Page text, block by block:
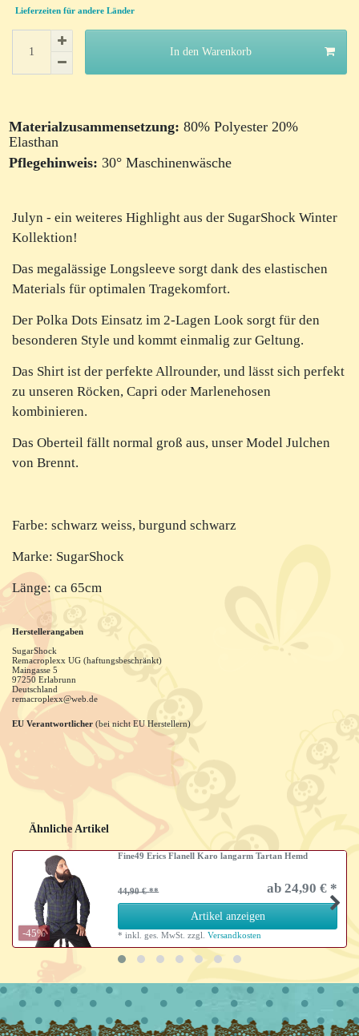
Lieferzeiten für andere Länder
In den Warenkorb
Materialzusammensetzung: 80% Polyester 20%
Elasthan
Pflegehinweis: 30° Maschinenwäsche
Julyn - ein weiteres Highlight aus der SugarShock Winter
Kollektion!
Das megalässige Longsleeve sorgt dank des elastischen
Materials für optimalen Tragekomfort.
Der Polka Dots Einsatz im 2-Lagen Look sorgt für den
besonderen Style und kommt einmalig zur Geltung.
Das Shirt ist der perfekte Allrounder, und lässt sich perfekt
zu unseren Röcken, Capri oder Marlenehosen
kombinieren.
Das Oberteil fällt normal groß aus, unser Model Julchen
von Brennt.
Farbe: schwarz weiss, burgund schwarz
Marke: SugarShock
Länge: ca 65cm
Herstellerangaben
SugarShock
Remacroplexx UG (haftungsbeschränkt)
Maingasse 5
97250 Erlabrunn
Deutschland
remacroplexx@web.de
EU Verantwortlicher (bei nicht EU Herstellern)
Ähnliche Artikel
-45%
Fine49 Erics Flanell Karo langarm Tartan Hemd
44,90 € ab 24,90 € *
Artikel anzeigen
*inkl. ges. MwSt. zzgl.Versandkosten